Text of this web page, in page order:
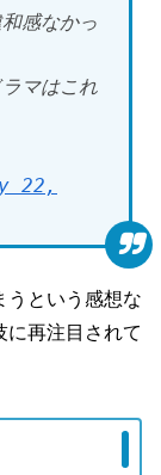
感なかっ
マはこれ
22,
という感想な
に再注目されて